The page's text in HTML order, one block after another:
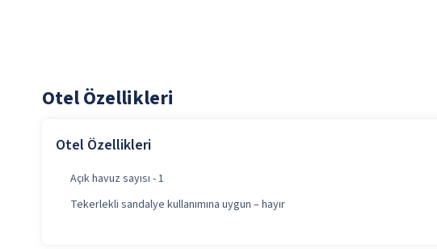
Otel Özellikleri
Otel Özellikleri
Açık havuz sayısı - 1
Tekerlekli sandalye kullanımına uygun – hayır